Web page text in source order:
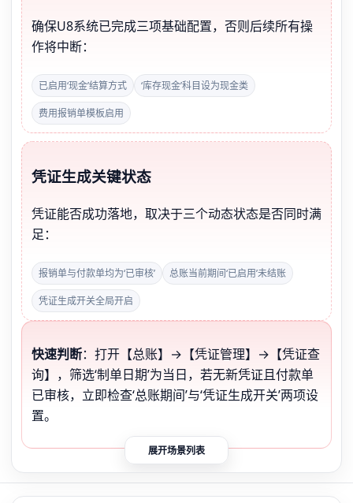
确保U8系统已完成三项基础配置，否则后续所有操
作将中断：
已启用‘现金’结算方式 ‘库存现金’科目设为现金类
费用报销单模板启用
凭证生成关键状态
凭证能否成功落地，取决于三个动态状态是否同时满
足：
报销单与付款单均为‘已审核’ 总账当前期间‘已启用’未结账
凭证生成开关全局开启
快速判断：打开【总账】→【凭证管理】→【凭证查
询】，筛选‘制单日期’为当日，若无新凭证且付款单
已审核，立即检查‘总账期间’与‘凭证生成开关’两项设
置。
展开场景列表